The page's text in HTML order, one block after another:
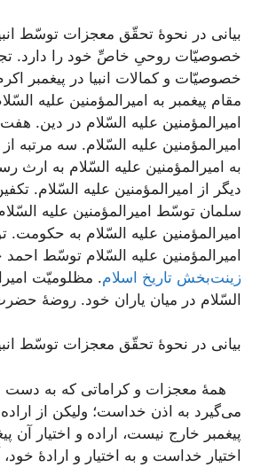
بیانی در نحوۀ تحقّق معجزات توسّط
خصوصیّات روحیِ خاصِّ خود را دارد.
خصوصیّات و کمالات انبیا در پیغمبر
مقام پیغمبر به امیرالمؤمنین علیه
امیرالمؤمنین علیه السّلام در دین.
امیرالمؤمنین علیه السّلام. سه مرتبه
به امیرالمؤمنین علیه السّلام به ارث
دیگر از امیرالمؤمنین علیه السّلام.
سلمان توسّط امیرالمؤمنین علیه
امیرالمؤمنین علیه السّلام به حکومت.
امیرالمؤمنین علیه السّلام توسّط احمد
زینت‌بخش تاریخ اسلام. مظلومیّت
السّلام در میان یاران خود. روضۀ
بیانی در نحوۀ تحقّق معجزات توسّط
همۀ معجزات و کراماتی که به دست
می‌گیرد به اذن خداست؛ ولیکن از اراده
پیغمبر خارج نیست، اراده و اختیار آن
اختیار خداست و به اختیار و ارادۀ